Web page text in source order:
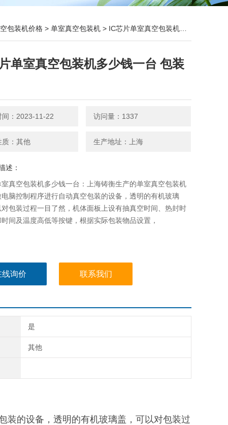
包装机价格 > 单室真空包装机 > IC芯片单室真空包装机多少钱一台 包装设备
单室真空包装机多少钱一台 包装
间：2023-11-22 访问量：1337
质：其他 生产地址：上海
述：
室真空包装机多少钱一台：上海铸衡生产的单室真空包装机​
脑控制程序进行自动真空包装的设备，透明的有机玻璃
包装过程一目了然，机体面板上设有抽真空时间、热封时
间及温度高低等按键，根据实际包装物品设置，
线询价 联系我们
是
其他
装的设备，透明的有机玻璃盖，可以对包装过